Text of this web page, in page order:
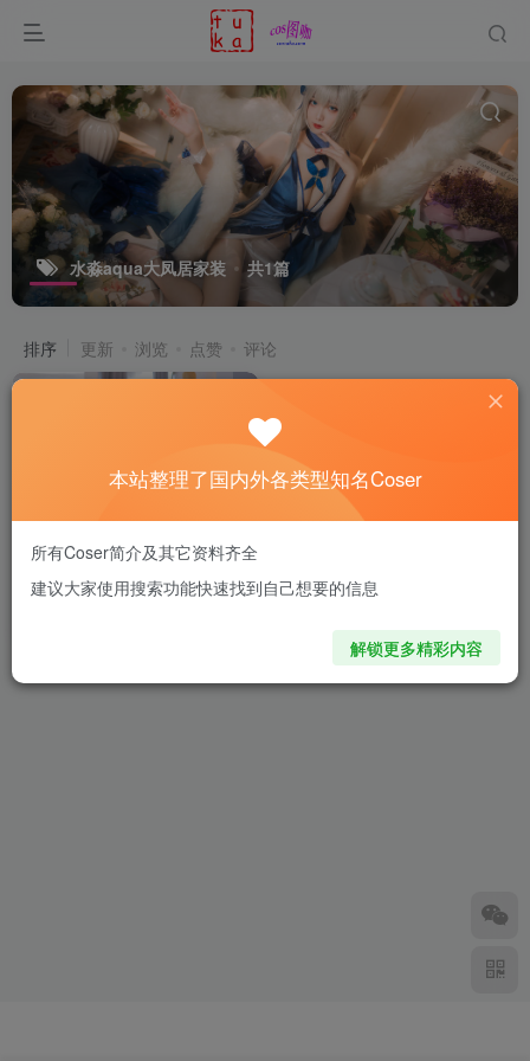
水淼aqua大凤居家装 共1篇
排序 更新 浏览 点赞 评论
水淼aqua大凤日常居家装摆拍
竟然也能这么好看
本站整理了国内外各类型知名Coser
所有Coser简介及其它资料齐全
建议大家使用搜索功能快速找到自己想要的信息
解锁更多精彩内容